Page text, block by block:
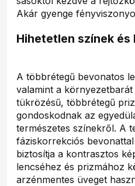
Akár gyenge
Hihetetlen színek és
A többrétegű bevonatos
valamint a környezetbarát
tükrözésű, többrétegű
gondoskodnak az
természetes színekről. A
fáziskorrekciós
biztosítja a kontrasztos
lencséhez és prizmához
arzénmentes üveget